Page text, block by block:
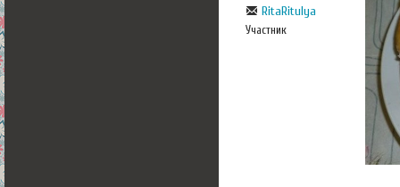
RitaRitulya
Участник